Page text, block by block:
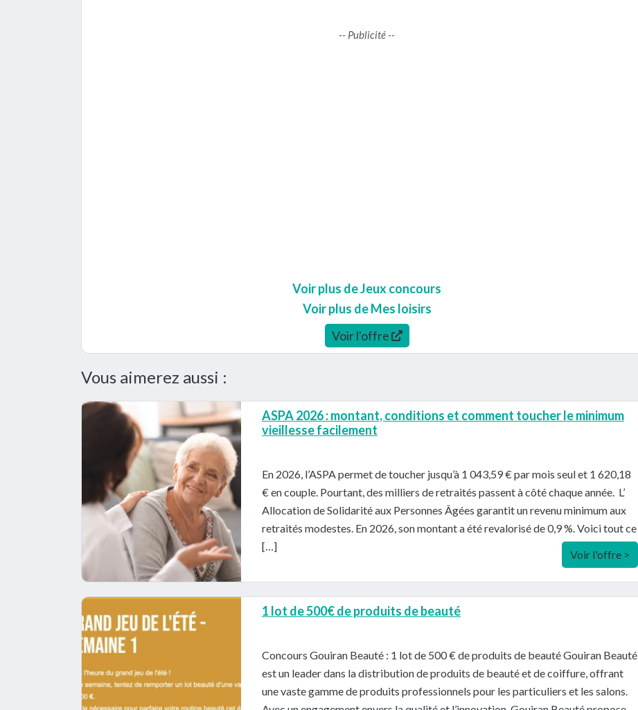
-- Publicité --
Voir plus de Jeux concours
Voir plus de Mes loisirs
Voir l'offre
Vous aimerez aussi :
ASPA 2026 : montant, conditions et comment toucher le minimum
vieillesse facilement
En 2026, l’ASPA permet de toucher jusqu’à 1 043,59 € par mois seul et 1 620,18
€ en couple. Pourtant, des milliers de retraités passent à côté chaque année. L’
Allocation de Solidarité aux Personnes Âgées garantit un revenu minimum aux
retraités modestes. En 2026, son montant a été revalorisé de 0,9 %. Voici tout ce
[…]
Voir l'offre >
1 lot de 500€ de produits de beauté
Concours Gouiran Beauté : 1 lot de 500 € de produits de beauté Gouiran Beauté
est un leader dans la distribution de produits de beauté et de coiffure, offrant
une vaste gamme de produits professionnels pour les particuliers et les salons.